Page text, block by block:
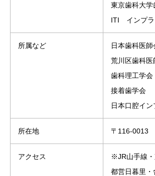
東京歯科大
ITI インプラ
所属など
日本歯科医師
荒川区歯科医
歯科理工学会
接着歯学会
日本口腔イ
所在地 〒116-0013
アクセス
※JR山手線・
都営日暮里